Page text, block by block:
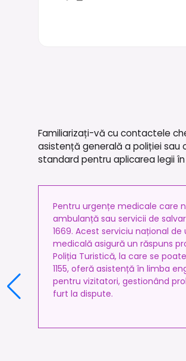
Familiarizați-vă cu contactele
asistență generală a poliției sau
standard pentru aplicarea legii în
Pentru urgențe medicale care
ambulanță sau servicii de
1669. Acest serviciu național de
medicală asigură un răspuns
Poliția Turistică, la care se
1155, oferă asistență în limba
pentru vizitatori, gestionând
furt la dispute.